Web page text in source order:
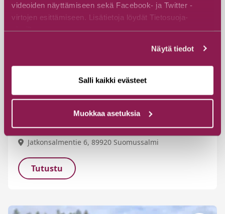
videoiden näyttämiseen sekä Facebook- ja Twitter -
virtojen esittämiseen. Lisätietoja löydät Tietosuoja-
sivuiltamme.
Näytä tiedot
Salli kaikki evästeet
Muokkaa asetuksia
Lumikenkien vuokraus Hossan
kansallispuistossa
Hossa-Kylmäluoma
Jatkonsalmentie 6, 89920 Suomussalmi
Tutustu